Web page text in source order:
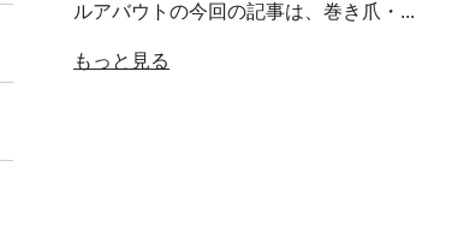
ルアバウトの今回の記事は、巻き爪・...
もっと見る